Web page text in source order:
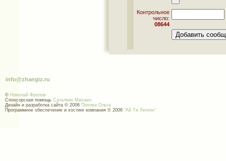
Контрольное
число:
08644
info@zhangiz.ru
© Николай Фролов
Спонсорская помощь Саталкин Михаил
Дизайн и разработка сайта © 2006 Попова Ольга
Программное обеспечение и хостинг компания © 2006 "Ай Ти Легион"